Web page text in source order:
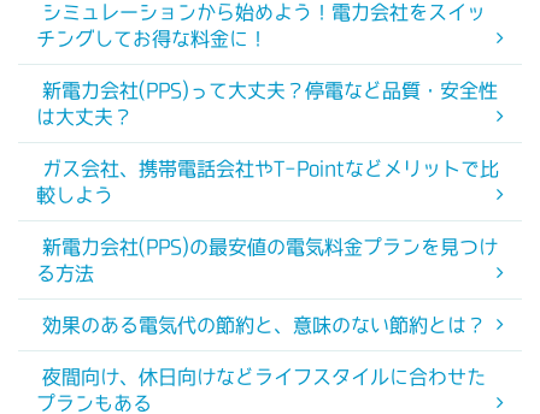
シミュレーションから始めよう！電力会社をスイッ
チングしてお得な料金に！
新電力会社(PPS)って大丈夫？停電など品質・安全性
は大丈夫？
ガス会社、携帯電話会社やT-Pointなどメリットで比
較しよう
新電力会社(PPS)の最安値の電気料金プランを見つけ
る方法
効果のある電気代の節約と、意味のない節約とは？
夜間向け、休日向けなどライフスタイルに合わせた
プランもある